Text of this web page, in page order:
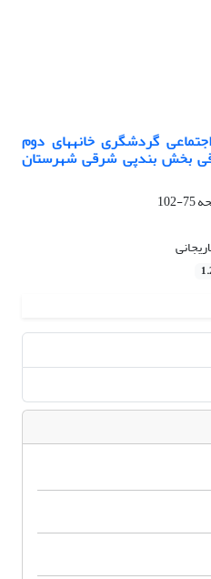
ارزیابی پیامدهای اقتصادی و اجتماعی گردشگری خانه‎های دوم
بخش بندپی شرقی شهرستان
75-102